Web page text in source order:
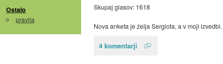
Ostalo
pravila
Skupaj glasov: 1618
Nova anketa je želja Sergiota, a v moji izvedbi.
4 komentarji